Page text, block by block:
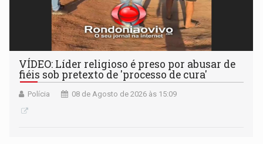
VÍDEO: Líder religioso é preso por abusar de
fiéis sob pretexto de 'processo de cura'
Polícia 08 de Agosto de 2026 às 15:09